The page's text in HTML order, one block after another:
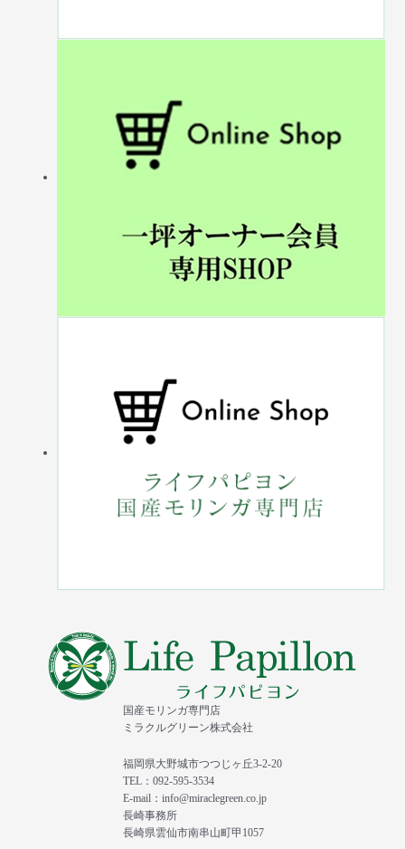
国産モリンガ専門店
ミラクルグリーン株式会社
福岡県大野城市つつじヶ丘3-2-20
TEL：092-595-3534
E-mail：info@miraclegreen.co.jp
長崎事務所
長崎県雲仙市南串山町甲1057